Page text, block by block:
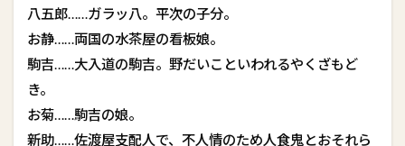
八五郎……ガラッ八。平次の子分。
お静……両国の水茶屋の看板娘。
駒吉……大入道の駒吉。野だいこといわれるやくざもど
き。
お菊……駒吉の娘。
新助……佐渡屋支配人で、不人情のため人食鬼とおそれら